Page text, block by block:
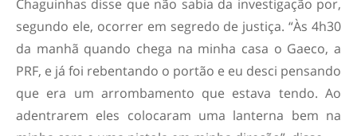
Chaguinhas disse que não sabia da investigação por,
segundo ele, ocorrer em segredo de justiça. “Às 4h30
da manhã quando chega na minha casa o Gaeco, a
PRF, e já foi rebentando o portão e eu desci pensando
que era um arrombamento que estava tendo. Ao
adentrarem eles colocaram uma lanterna bem na